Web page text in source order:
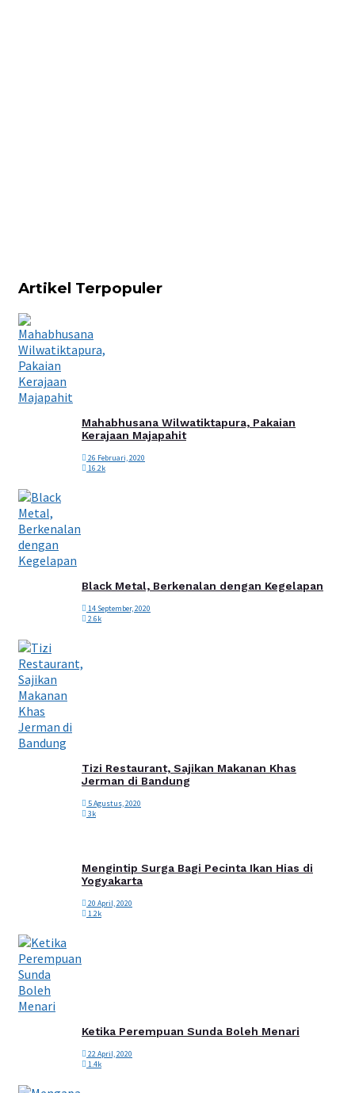
Artikel Terpopuler
Mahabhusana Wilwatiktapura, Pakaian
Kerajaan Majapahit
26 Februari, 2020
16.2k
Black Metal, Berkenalan dengan Kegelapan
14 September, 2020
2.6k
Tizi Restaurant, Sajikan Makanan Khas
Jerman di Bandung
5 Agustus, 2020
3k
Mengintip Surga Bagi Pecinta Ikan Hias di
Yogyakarta
20 April, 2020
1.2k
Ketika Perempuan Sunda Boleh Menari
22 April, 2020
1.4k